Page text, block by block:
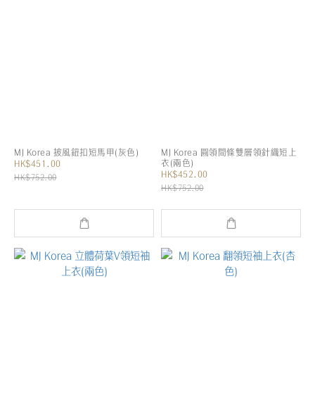
MJ Korea 披風鈕扣短馬甲(灰色)
HK$451.00
HK$752.00
MJ Korea 圓領間條雙層領針織短上
衣(兩色)
HK$452.00
HK$752.00